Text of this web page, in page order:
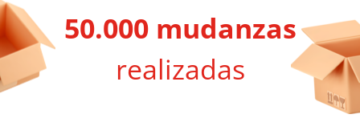
50.000 mudanzas
realizadas